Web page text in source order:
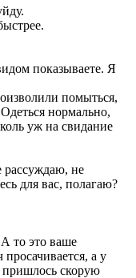
показываете. Я
помыться,
нормально,
уж на свидание
рассуждаю, не
для вас, полагаю?
А то это ваше
а у
пришлось скорую